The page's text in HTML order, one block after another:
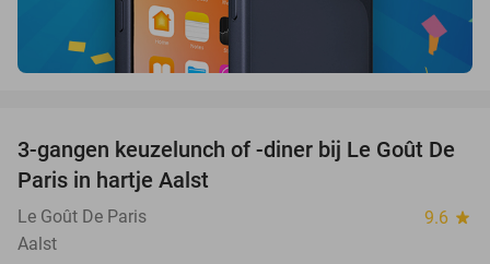
39%
3-gangen keuzelunch of -diner bij Le Goût De
Paris in hartje Aalst
Le Goût De Paris 9.6 star
Aalst